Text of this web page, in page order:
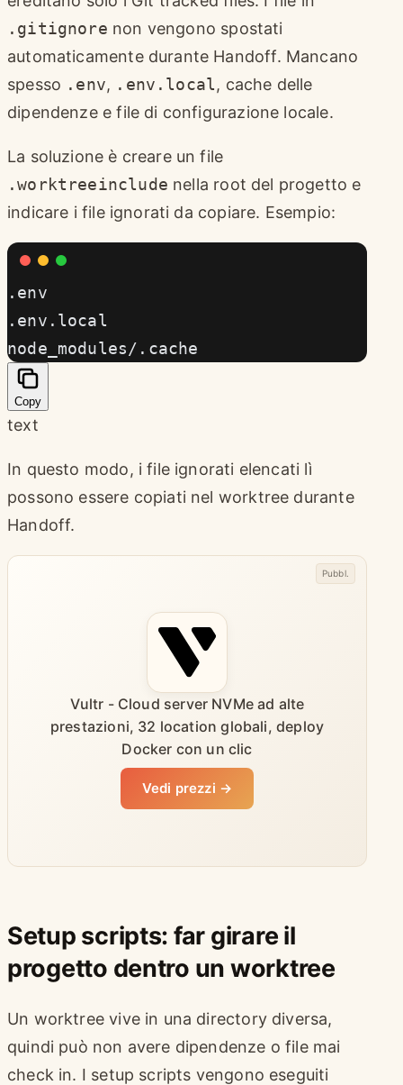
.gitignore non vengono spostati
automaticamente durante Handoff. Mancano
spesso .env, .env.local, cache delle
dipendenze e file di configurazione locale.
La soluzione è creare un file
.worktreeinclude nella root del progetto e
indicare i file ignorati da copiare. Esempio:
.env
.env.local
node_modules/.cache
Copy
text
In questo modo, i file ignorati elencati lì
possono essere copiati nel worktree durante
Handoff.
Vultr - Cloud server NVMe ad alte
prestazioni, 32 location globali, deploy
Docker con un clic
Vedi prezzi →
Pubbl.
Setup scripts: far girare il
progetto dentro un worktree
Un worktree vive in una directory diversa,
quindi può non avere dipendenze o file mai
check in. I setup scripts vengono eseguiti